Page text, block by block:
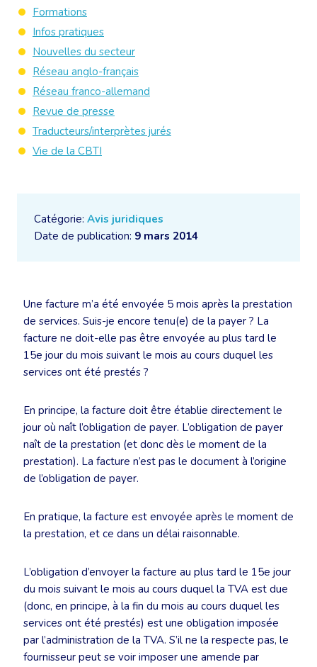
Catégorie: Avis juridiques
Date de publication: 9 mars 2014
Une facture m’a été envoyée 5 mois après la prestation
de services. Suis-je encore tenu(e) de la payer ? La
facture ne doit-elle pas être envoyée au plus tard le
15e jour du mois suivant le mois au cours duquel les
services ont été prestés ?
En principe, la facture doit être établie directement le
jour où naît l’obligation de payer. L’obligation de payer
naît de la prestation (et donc dès le moment de la
prestation). La facture n’est pas le document à l’origine
de l’obligation de payer.
En pratique, la facture est envoyée après le moment de
la prestation, et ce dans un délai raisonnable.
L’obligation d’envoyer la facture au plus tard le 15e jour
du mois suivant le mois au cours duquel la TVA est due
(donc, en principe, à la fin du mois au cours duquel les
services ont été prestés) est une obligation imposée
par l’administration de la TVA. S’il ne la respecte pas, le
fournisseur peut se voir imposer une amende par
Formations
Infos pratiques
Nouvelles du secteur
Réseau anglo-français
Réseau franco-allemand
Revue de presse
Traducteurs/interprètes jurés
Vie de la CBTI